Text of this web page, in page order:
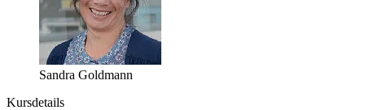
Sandra Goldmann
Kursdetails